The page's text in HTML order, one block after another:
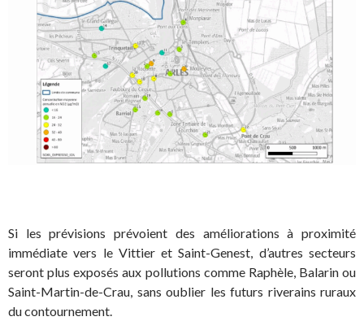
Si les prévisions prévoient des améliorations à proximité
immédiate vers le Vittier et Saint-Genest, d’autres secteurs
seront plus exposés aux pollutions comme Raphèle, Balarin ou
Saint-Martin-de-Crau, sans oublier les futurs riverains ruraux
du contournement.